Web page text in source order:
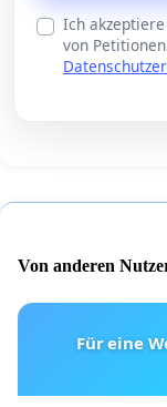
Ich
von
Von anderen
Für eine